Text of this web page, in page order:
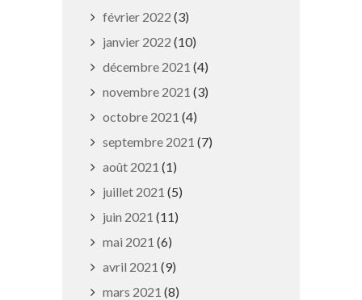
février 2022 (3)
janvier 2022 (10)
décembre 2021 (4)
novembre 2021 (3)
octobre 2021 (4)
septembre 2021 (7)
août 2021 (1)
juillet 2021 (5)
juin 2021 (11)
mai 2021 (6)
avril 2021 (9)
mars 2021 (8)
Horaires exceptionnels
10 septembre 2019